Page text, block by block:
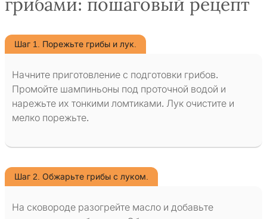
грибами: пошаговый рецепт
Шаг 1. Порежьте грибы и лук.
Начните приготовление с подготовки грибов.
Промойте шампиньоны под проточной водой и
нарежьте их тонкими ломтиками. Лук очистите и
мелко порежьте.
Шаг 2. Обжарьте грибы с луком.
На сковороде разогрейте масло и добавьте